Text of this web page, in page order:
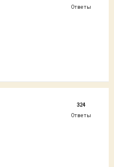
Ответы
324
Ответы